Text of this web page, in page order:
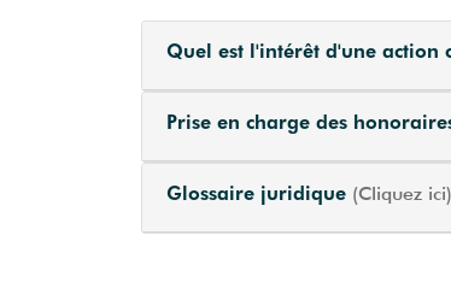
Quel est l'intérêt d'une action
Prise en charge des
Glossaire juridique (Cliquez ici)